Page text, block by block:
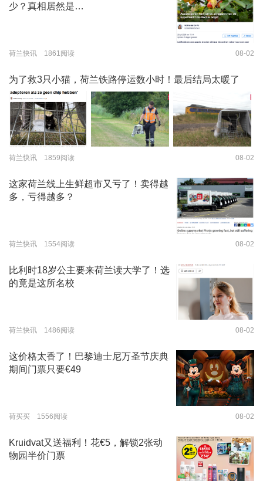
少？真相居然是…
荷兰快讯 1861阅读 08-02
为了救3只小猫，荷兰铁路停运数小时！最后结局太暖了
荷兰快讯 1859阅读 08-02
这家荷兰线上生鲜超市又亏了！卖得越
多，亏得越多？
荷兰快讯 1554阅读 08-02
比利时18岁公主要来荷兰读大学了！选
的竟是这所名校
荷兰快讯 1486阅读 08-02
这价格太香了！巴黎迪士尼万圣节庆典
期间门票只要€49
荷买买 1556阅读 08-02
Kruidvat又送福利！花€5，解锁2张动
物园半价门票